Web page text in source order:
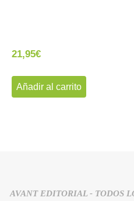
21,95€
Añadir al carrito
AVANT EDITORIAL - TODOS